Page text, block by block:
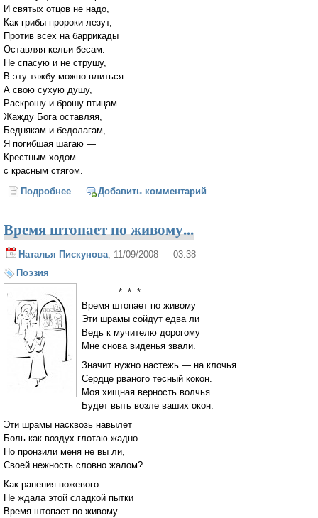
И святых отцов не надо,
Как грибы пророки лезут,
Против всех на баррикады
Оставляя кельи бесам.
Не спасую и не струшу,
В эту тяжбу можно влиться.
А свою сухую душу,
Раскрошу и брошу птицам.
Жажду Бога оставляя,
Беднякам и бедолагам,
Я погибшая шагаю —
Крестным ходом
с красным стягом.
Подробнее о Я сменила образ жизни...
Добавить комментарий
Время штопает по живому...
Наталья Пискунова , 11/09/2008 — 03:38
Поэзия
* * *
Время штопает по живому
Эти шрамы сойдут едва ли
Ведь к мучителю дорогому
Мне снова виденья звали.
Значит нужно настежь — на клочья
Сердце рваного тесный кокон.
Моя хищная верность волчья
Будет выть возле ваших окон.
Эти шрамы насквозь навылет
Боль как воздух глотаю жадно.
Но пронзили меня не вы ли,
Своей нежность словно жалом?
Как ранения ножевого
Не ждала этой сладкой пытки
Время штопает по живому